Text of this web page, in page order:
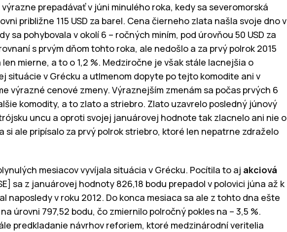
prepadávať v júni minulého roka, kedy sa severomorská
približne 115 USD za barel. Cena čierneho zlata našla svoje dno v
sa pohybovala v okolí 6 – ročných miním, pod úrovňou 50 USD za
s prvým dňom tohto roka, ale nedošlo a za prvý polrok 2015
mierne, a to o 1,2 %. Medziročne je však stále lacnejšia o
situácie v Grécku a utlmenom dopyte po tejto komodite ani v
výrazné cenové zmeny. Výraznejším zmenám sa počas prvých 6
komodity, a to zlato a striebro. Zlato uzavrelo posledný júnový
trójsku uncu a oproti svojej januárovej hodnote tak zlacnelo ani nie o
ale pripísalo za prvý polrok striebro, ktoré len nepatrne zdraželo
mesiacov vyvíjala situácia v Grécku. Pocítila to aj akciová
sa z januárovej hodnoty 826,18 bodu prepadol v polovici júna až k
naposledy v roku 2012. Do konca mesiaca sa ale z tohto dna ešte
úrovni 797,52 bodu, čo zmiernilo polročný pokles na – 3,5 %.
predkladanie návrhov reforiem, ktoré medzinárodní veritelia